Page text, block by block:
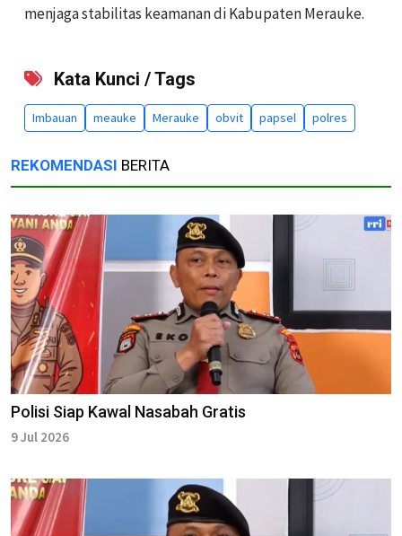
menjaga stabilitas keamanan di Kabupaten Merauke.
Kata Kunci / Tags
Imbauan meauke Merauke obvit papsel polres
REKOMENDASI BERITA
Polisi Siap Kawal Nasabah Gratis
9 Jul 2026